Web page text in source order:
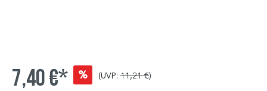
7,40 €* % (UVP: 11,21 €)